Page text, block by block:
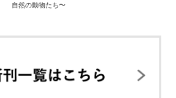
自然の動物たち〜